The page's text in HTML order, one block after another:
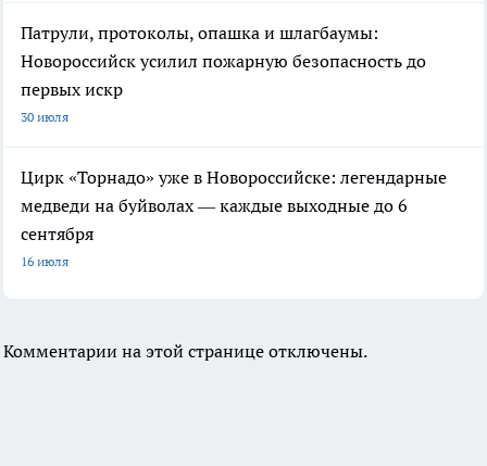
Патрули, протоколы, опашка и шлагбаумы:
Новороссийск усилил пожарную безопасность до
первых искр
30 июля
Цирк «Торнадо» уже в Новороссийске: легендарные
медведи на буйволах — каждые выходные до 6
сентября
16 июля
Комментарии на этой странице отключены.